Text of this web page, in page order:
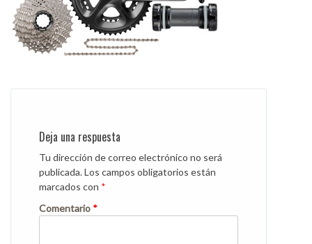
Deja una respuesta
Tu dirección de correo electrónico no será
publicada.Los campos obligatorios están
marcados con *
Comentario *